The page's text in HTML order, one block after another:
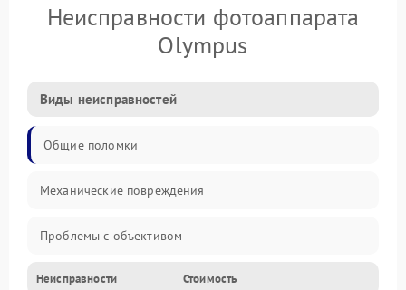
Неисправности фотоаппарата
Olympus
Виды неисправностей
Общие поломки
Механические повреждения
Проблемы с объективом
Электронные ошибки
Неисправности Стоимость